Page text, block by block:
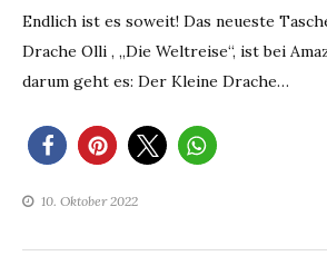
Endlich ist es soweit! Das neueste
Drache Olli , „Die Weltreise“, ist bei
darum geht es: Der Kleine Drache…
10. Oktober 2022